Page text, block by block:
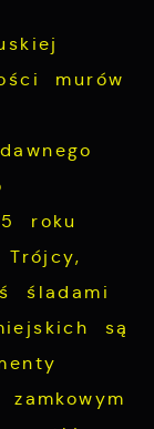
murów
roku
śladami
są